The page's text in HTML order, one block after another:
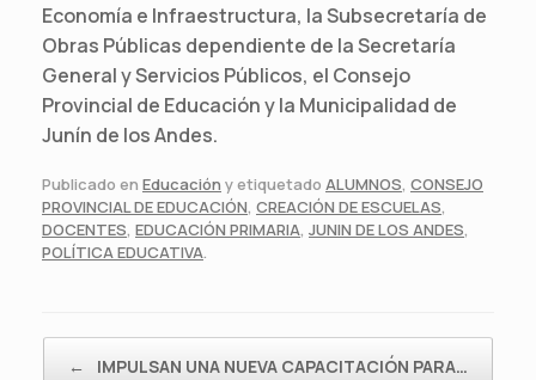
Economía e Infraestructura, la Subsecretaría de
Obras Públicas dependiente de la Secretaría
General y Servicios Públicos, el Consejo
Provincial de Educación y la Municipalidad de
Junín de los Andes.
Publicado en Educación y etiquetado ALUMNOS, CONSEJO
PROVINCIAL DE EDUCACIÓN, CREACIÓN DE ESCUELAS,
DOCENTES, EDUCACIÓN PRIMARIA, JUNIN DE LOS ANDES,
POLÍTICA EDUCATIVA.
← IMPULSAN UNA NUEVA CAPACITACIÓN PARA…